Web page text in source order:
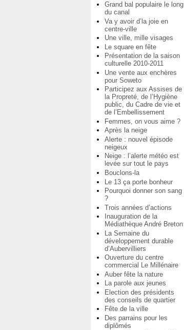
Grand bal populaire le long
du canal
Va y avoir d’la joie en
centre-ville
Une ville, mille visages
Le square en fête
Présentation de la saison
culturelle 2010-2011
Une vente aux enchères
pour Soweto
Participez aux Assises de
la Propreté, de l’Hygiène
public, du Cadre de vie et
de l’Embellissement
Femmes, on vous aime ?
Après la neige
Alerte : nouvel épisode
neigeux
Neige : l’alerte météo est
levée sur tout le pays
Bouclons-la
Le 13 ça porte bonheur
Pourquoi donner son sang
?
Trois années d’actions
Inauguration de la
Médiathèque André Breton
La Semaine du
développement durable
d’Aubervilliers
Ouverture du centre
commercial Le Millénaire
Auber fête la nature
La parole aux jeunes
Election des présidents
des conseils de quartier
Fête de la ville
Des parrains pour les
diplômés